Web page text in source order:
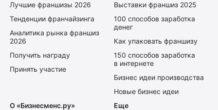
Лучшие франшизы 2026
Тенденции франчайзинга
Аналитика рынка франшиз
2026
Получить награду
Принять участие
Выставки франшиз 2025
100 способов заработка
денег
Как упаковать франшизу
150 способов заработка
в интернете
Бизнес идеи производства
Новые бизнес идеи
О «Бизнесменс.ру»
Еще